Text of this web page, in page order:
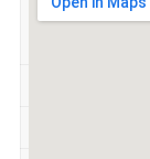
営業時間